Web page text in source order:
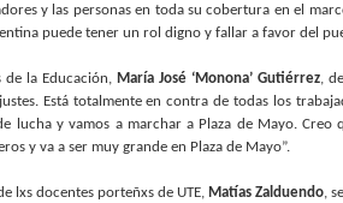
y las personas en toda su cobertura en el
puede tener un rol digno y fallar a favor del
de la Educación, María José ‘Monona’ Gutiérrez,
Está totalmente en contra de todas los
lucha y vamos a marchar a Plaza de Mayo.
y va a ser muy grande en Plaza de Mayo”.
lxs docentes porteñxs de UTE, Matías Zalduendo,